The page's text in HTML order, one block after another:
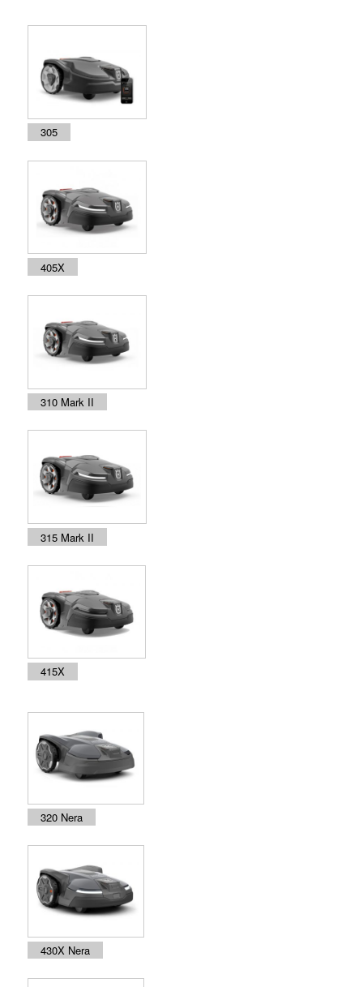
305
405X
310 Mark II
315 Mark II
415X
320 Nera
430X Nera